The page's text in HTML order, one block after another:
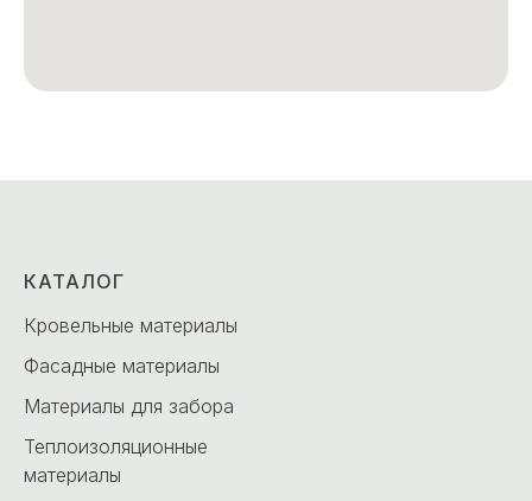
КАТАЛОГ
Кровельные материалы
Фасадные материалы
Материалы для забора
Теплоизоляционные
материалы